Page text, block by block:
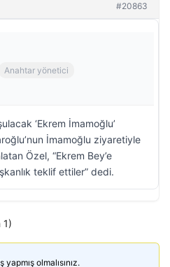
#20863
Anahtar yönetici
‘Ekrem İmamoğlu’
İmamoğlu ziyaretiyle
Özel, “Ekrem Bey’e
teklif ettiler” dedi.
1)
olmalısınız.